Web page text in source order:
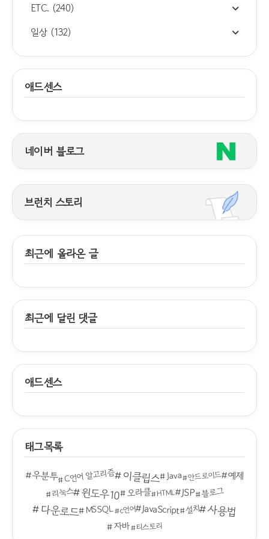
ETC. (240)
일상 (132)
애드센스
네이버 블로그
브런치 스토리
최근에 올라온 글
최근에 달린 댓글
애드센스
태그목록
우분투 C언어 알고리즘 이클립스 Java 안드로이드 예제
리눅스 윈도우10 오라클 HTML JSP 블로그
다운로드 MSSQL c언어 JavaScript 설치 사용법
자바 티스토리